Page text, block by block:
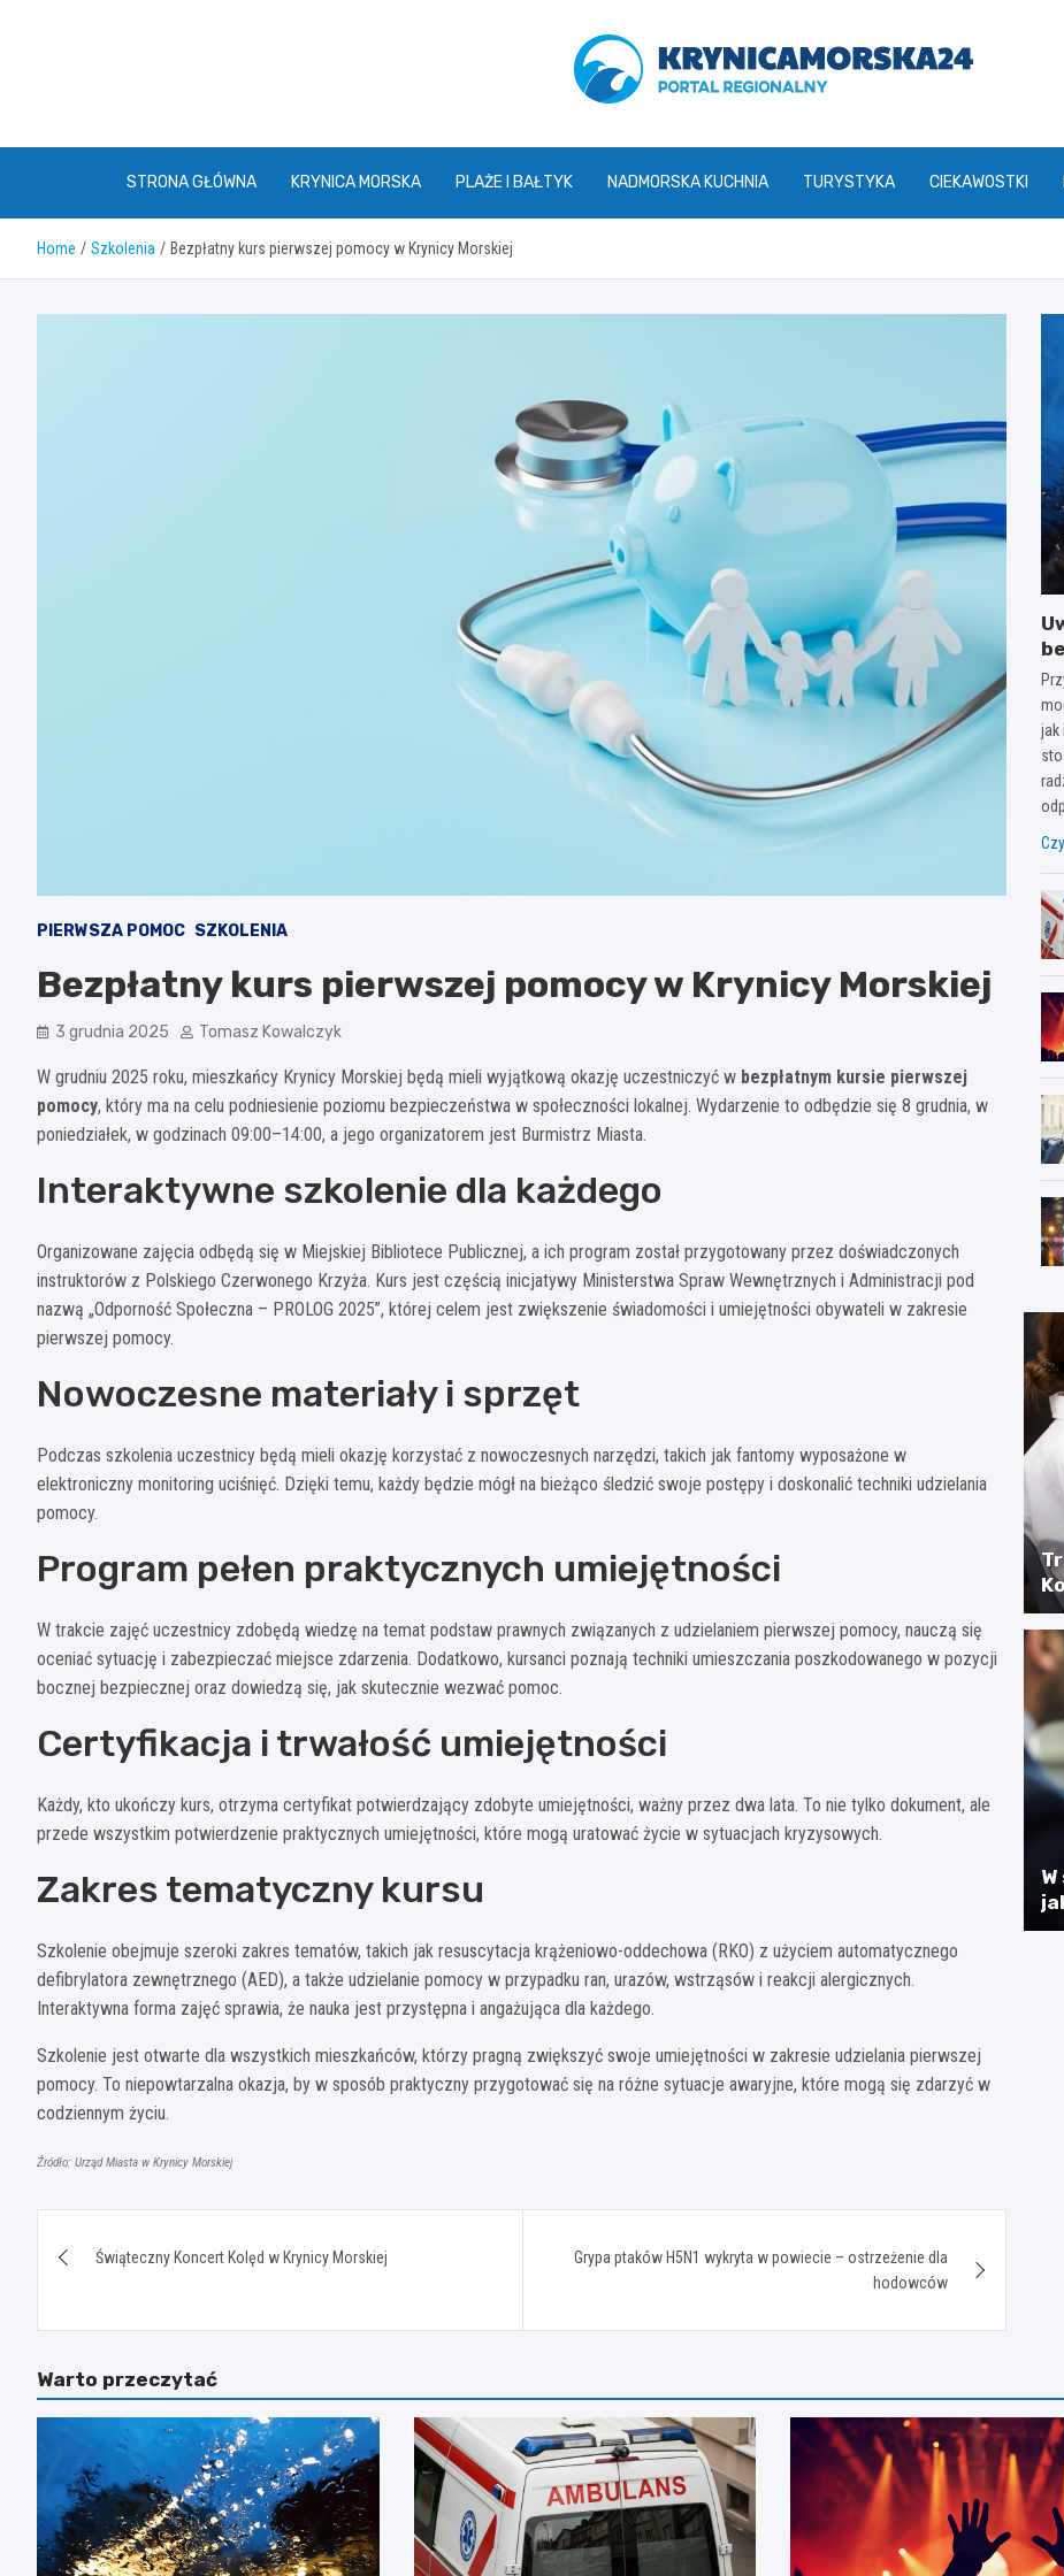
krynicamorska24.pl
STRONA GŁÓWNA KRYNICA MORSKA PLAŻE I BAŁTYK NADMORSKA KUCHNIA TURYSTYKA CIEKAWOSTKI
Home Szkolenia Bezpłatny kurs pierwszej pomocy w Krynicy Morskiej
PIERWSZA POMOC SZKOLENIA
Bezpłatny kurs pierwszej pomocy w Krynicy Morskiej
3 grudnia 2025 Tomasz Kowalczyk
W grudniu 2025 roku, mieszkańcy Krynicy Morskiej będą mieli wyjątkową okazję uczestniczyć w bezpłatnym kursie pierwszej
pomocy, który ma na celu podniesienie poziomu bezpieczeństwa w społeczności lokalnej. Wydarzenie to odbędzie się 8 grudnia, w
poniedziałek, w godzinach 09:00–14:00, a jego organizatorem jest Burmistrz Miasta.
Interaktywne szkolenie dla każdego
Organizowane zajęcia odbędą się w Miejskiej Bibliotece Publicznej, a ich program został przygotowany przez doświadczonych
instruktorów z Polskiego Czerwonego Krzyża. Kurs jest częścią inicjatywy Ministerstwa Spraw Wewnętrznych i Administracji pod
nazwą „Odporność Społeczna – PROLOG 2025”, której celem jest zwiększenie świadomości i umiejętności obywateli w zakresie
pierwszej pomocy.
Nowoczesne materiały i sprzęt
Podczas szkolenia uczestnicy będą mieli okazję korzystać z nowoczesnych narzędzi, takich jak fantomy wyposażone w
elektroniczny monitoring uciśnięć. Dzięki temu, każdy będzie mógł na bieżąco śledzić swoje postępy i doskonalić techniki udzielania
pomocy.
Program pełen praktycznych umiejętności
W trakcie zajęć uczestnicy zdobędą wiedzę na temat podstaw prawnych związanych z udzielaniem pierwszej pomocy, nauczą się
oceniać sytuację i zabezpieczać miejsce zdarzenia. Dodatkowo, kursanci poznają techniki umieszczania poszkodowanego w pozycji
bocznej bezpiecznej oraz dowiedzą się, jak skutecznie wezwać pomoc.
Certyfikacja i trwałość umiejętności
Każdy, kto ukończy kurs, otrzyma certyfikat potwierdzający zdobyte umiejętności, ważny przez dwa lata. To nie tylko dokument, ale
przede wszystkim potwierdzenie praktycznych umiejętności, które mogą uratować życie w sytuacjach kryzysowych.
Zakres tematyczny kursu
Szkolenie obejmuje szeroki zakres tematów, takich jak resuscytacja krążeniowo-oddechowa (RKO) z użyciem automatycznego
defibrylatora zewnętrznego (AED), a także udzielanie pomocy w przypadku ran, urazów, wstrząsów i reakcji alergicznych.
Interaktywna forma zajęć sprawia, że nauka jest przystępna i angażująca dla każdego.
Szkolenie jest otwarte dla wszystkich mieszkańców, którzy pragną zwiększyć swoje umiejętności w zakresie udzielania pierwszej
pomocy. To niepowtarzalna okazja, by w sposób praktyczny przygotować się na różne sytuacje awaryjne, które mogą się zdarzyć w
codziennym życiu.
Źródło: Urząd Miasta w Krynicy Morskiej
wpisuŚwiąteczny Koncert Kolęd w Krynicy Morskiej
Grypa ptaków H5N1 wykryta w powiecie – ostrzeżenie dla
hodowców
jak
Warto przeczytać